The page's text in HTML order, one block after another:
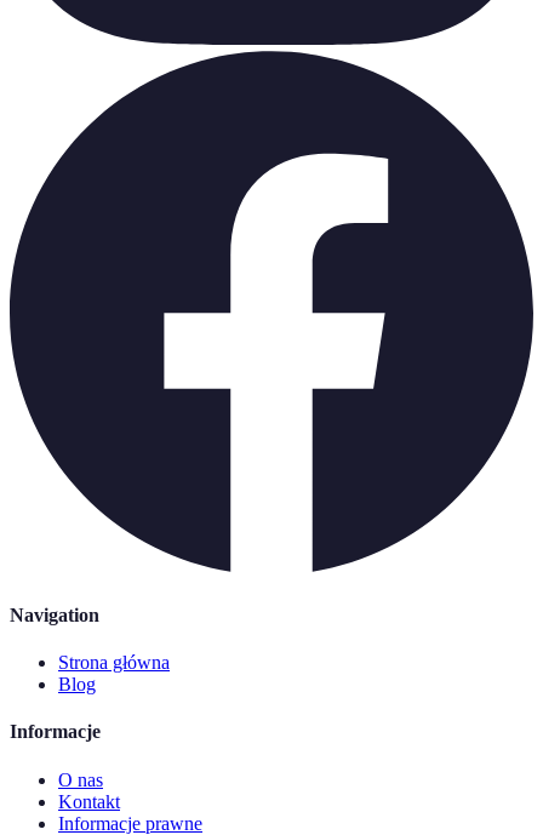
Navigation
Strona główna
Blog
Informacje
O nas
Kontakt
Informacje prawne